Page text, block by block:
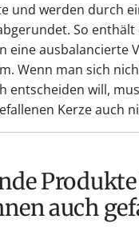
und werden durch
So enthält
eine ausbalancierte
Wenn man sich
entscheiden will,
Kerze auch
auch